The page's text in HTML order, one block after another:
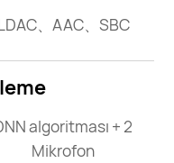
、AAC、SBC
algoritması + 2
Mikrofon